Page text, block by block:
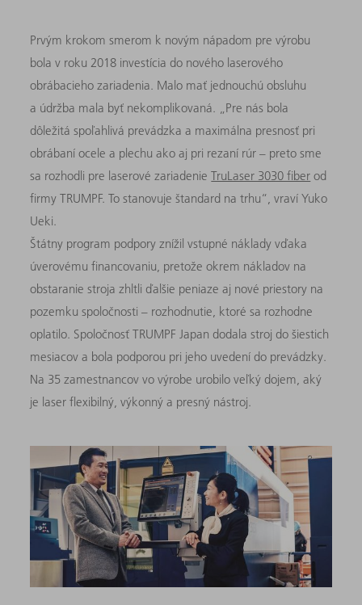
Prvým krokom smerom k novým nápadom pre výrobu
bola v roku 2018 investícia do nového laserového
obrábacieho zariadenia. Malo mať jednouchú obsluhu
a údržba mala byť nekomplikovaná. „Pre nás bola
dôležitá spoľahlivá prevádzka a maximálna presnosť pri
obrábaní ocele a plechu ako aj pri rezaní rúr – preto sme
sa rozhodli pre laserové zariadenieTruLaser 3030 fiber od
firmy TRUMPF. To stanovuje štandard na trhu“, vraví Yuko
Ueki.
Štátny program podpory znížil vstupné náklady vďaka
úverovému financovaniu, pretože okrem nákladov na
obstaranie stroja zhltli ďalšie peniaze aj nové priestory na
pozemku spoločnosti – rozhodnutie, ktoré sa rozhodne
oplatilo. Spoločnosť TRUMPF Japan dodala stroj do šiestich
mesiacov a bola podporou pri jeho uvedení do prevádzky.
Na 35 zamestnancov vo výrobe urobilo veľký dojem, aký
je laser flexibilný, výkonný a presný nástroj.